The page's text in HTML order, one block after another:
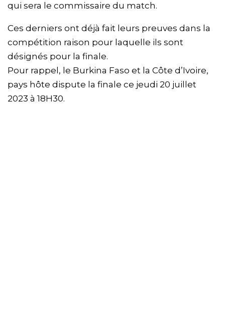
qui sera le commissaire du match.
Ces derniers ont déjà fait leurs preuves dans la
compétition raison pour laquelle ils sont
désignés pour la finale.
Pour rappel, le Burkina Faso et la Côte d’Ivoire,
pays hôte dispute la finale ce jeudi 20 juillet
2023 à 18H30.